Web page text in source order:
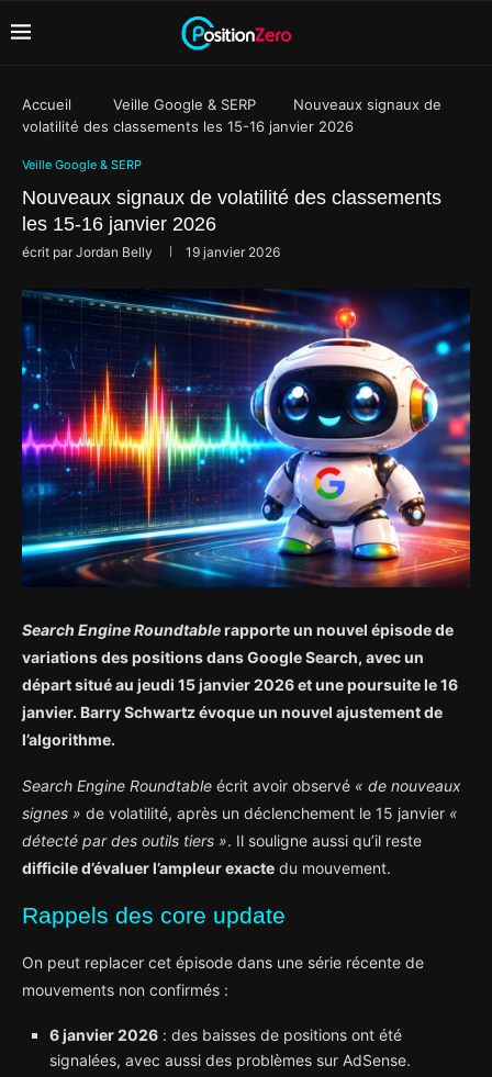
Accueil Veille Google & SERP
Nouveaux signaux de
volatilité des classements les 15-16 janvier 2026
Veille Google & SERP
Nouveaux signaux de volatilité des classements
les 15-16 janvier 2026
écrit parJordan Belly 19 janvier 2026
Search Engine Roundtablerapporte un nouvel épisode de
variations des positions dans Google Search, avec un
départ situé au jeudi 15 janvier 2026 et une poursuite le 16
janvier. Barry Schwartz évoque un nouvel ajustement de
l’algorithme.
Search Engine Roundtable écrit avoir observé « de nouveaux
signes » de volatilité, après un déclenchement le 15 janvier «
détecté par des outils tiers ». Il souligne aussi qu’il reste
difficile d’évaluer l’ampleur exacte du mouvement.
Rappels des core update
On peut replacer cet épisode dans une série récente de
mouvements non confirmés :
6 janvier 2026 : des baisses de positions ont été
signalées, avec aussi des problèmes sur AdSense.